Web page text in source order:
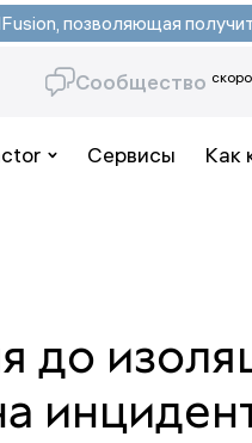
позволяющая
Сообщество скоро
Сервисы Как
до